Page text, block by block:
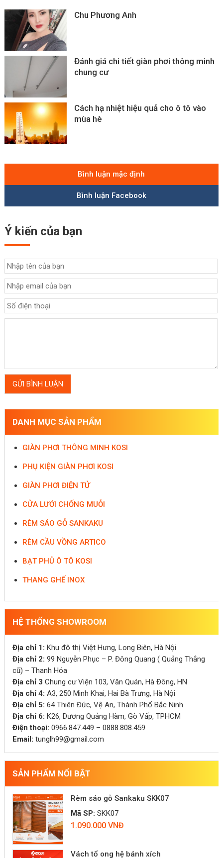
Chu Phương Anh
Đánh giá chi tiết giàn phơi thông minh
chung cư
Cách hạ nhiệt hiệu quả cho ô tô vào
mùa hè
Bình luận mặc định
Bình luận Facebook
Ý kiến của bạn
DANH MỤC SẢN PHẨM
GIÀN PHƠI THÔNG MINH KOSI
PHỤ KIỆN GIÀN PHƠI KOSI
GIÀN PHƠI ĐIỆN TỬ
CỬA LƯỚI CHỐNG MUỖI
RÈM SÁO GỖ SANKAKU
RÈM CẦU VỒNG ARTICO
BẠT PHỦ Ô TÔ KOSI
THANG GHẾ INOX
HỆ THỐNG SHOWROOM
Địa chỉ 1: Khu đô thị Việt Hưng, Long Biên, Hà Nội
Địa chỉ 2: 99 Nguyễn Phục – P. Đông Quang ( Quảng Thắng
cũ) – Thanh Hóa
Địa chỉ 3 Chung cư Viện 103, Văn Quán, Hà Đông, HN
Địa chỉ 4: A3, 250 Minh Khai, Hai Bà Trưng, Hà Nội
Địa chỉ 5: 64 Thiên Đức, Vệ An, Thành Phố Bắc Ninh
Địa chỉ 6: K26, Dương Quảng Hàm, Gò Vấp, TPHCM
Điện thoại: 0966.847.449 – 0888.808.459
Email: tunglh99@gmail.com
SẢN PHẨM NỔI BẬT
Rèm sáo gỗ Sankaku SKK07
Mã SP: SKK07
1.090.000 VNĐ
Vách tổ ong hệ bánh xích